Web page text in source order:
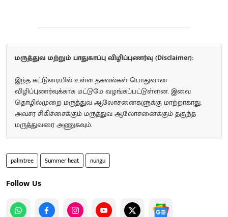
மருத்துவ மற்றும் பாதுகாப்பு விழிப்புணர்வு (Disclaimer):
இந்த கட்டுரையில் உள்ள தகவல்கள் பொதுவான
விழிப்புணர்வுக்காக மட்டுமே வழங்கப்பட்டுள்ளன. இவை
தொழில்முறை மருத்துவ ஆலோசனைகளுக்கு மாற்றாகாது.
அவசர சிகிச்சைக்கும் மருத்துவ ஆலோசனைக்கும் தகுந்த
மருத்துவரை அணுகவும்.
palmtree Summer heat nungu
Follow Us